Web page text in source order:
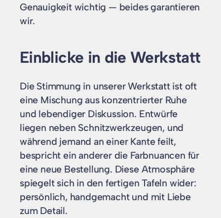
Genauigkeit wichtig — beides garantieren
wir.
Einblicke in die Werkstatt
Die Stimmung in unserer Werkstatt ist oft
eine Mischung aus konzentrierter Ruhe
und lebendiger Diskussion. Entwürfe
liegen neben Schnitzwerkzeugen, und
während jemand an einer Kante feilt,
bespricht ein anderer die Farbnuancen für
eine neue Bestellung. Diese Atmosphäre
spiegelt sich in den fertigen Tafeln wider:
persönlich, handgemacht und mit Liebe
zum Detail.